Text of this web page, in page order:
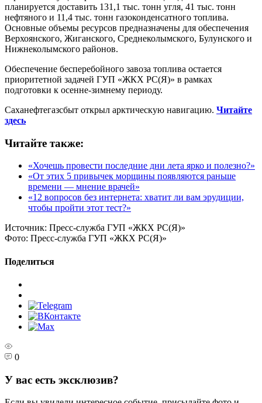
планируется доставить 131,1 тыс. тонн угля, 41 тыс. тонн
нефтяного и 11,4 тыс. тонн газоконденсатного топлива.
Основные объемы ресурсов предназначены для обеспечения
Верхоянского, Жиганского, Среднеколымского, Булунского и
Нижнеколымского районов.
Обеспечение бесперебойного завоза топлива остается
приоритетной задачей ГУП «ЖКХ РС(Я)» в рамках
подготовки к осенне-зимнему периоду.
Саханефтегазсбыт открыл арктическую навигацию. Читайте
здесь
Читайте также:
«Хочешь провести последние дни лета ярко и полезно?»
«От этих 5 привычек морщины появляются раньше
времени — мнение врачей»
«12 вопросов без интернета: хватит ли вам эрудиции,
чтобы пройти этот тест?»
Источник: Пресс-служба ГУП «ЖКХ РС(Я)»
Фото: Пресс-служба ГУП «ЖКХ РС(Я)»
Поделиться
0
У вас есть эксклюзив?